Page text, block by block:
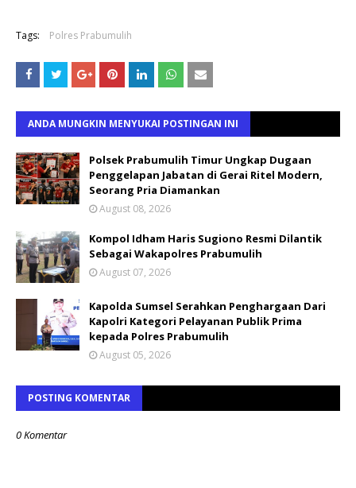
Tags: Polres Prabumulih
ANDA MUNGKIN MENYUKAI POSTINGAN INI
Polsek Prabumulih Timur Ungkap Dugaan
Penggelapan Jabatan di Gerai Ritel Modern,
Seorang Pria Diamankan
August 08, 2026
Kompol Idham Haris Sugiono Resmi Dilantik
Sebagai Wakapolres Prabumulih
August 07, 2026
Kapolda Sumsel Serahkan Penghargaan Dari
Kapolri Kategori Pelayanan Publik Prima
kepada Polres Prabumulih
August 05, 2026
POSTING KOMENTAR
0 Komentar